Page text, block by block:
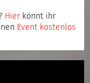
Hier könnt ihr
Event kostenlos